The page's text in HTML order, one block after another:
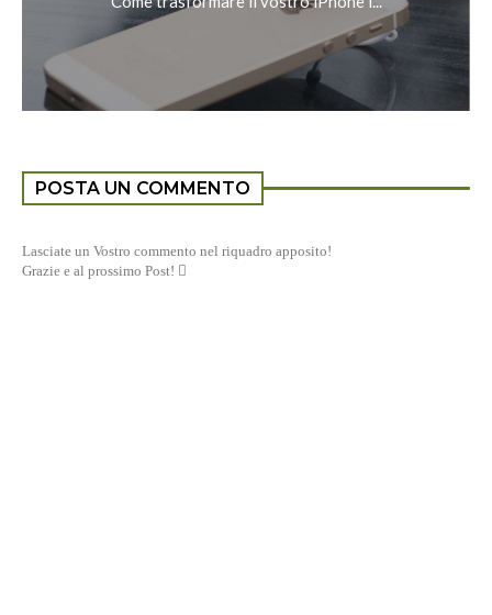
POSTA UN COMMENTO
Lasciate un Vostro commento nel riquadro apposito!
Grazie e al prossimo Post! 